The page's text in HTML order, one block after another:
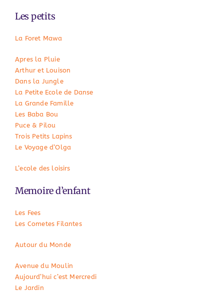
Les petits
La Foret Mawa
Apres la Pluie
Arthur et Louison
Dans la Jungle
La Petite Ecole de Danse
La Grande Famille
Les Baba Bou
Puce & Pilou
Trois Petits Lapins
Le Voyage d’Olga
L’ecole des loisirs
Memoire d’enfant
Les Fees
Les Cometes Filantes
Autour du Monde
Avenue du Moulin
Aujourd’hui c’est Mercredi
Le Jardin